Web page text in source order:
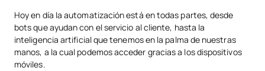
Hoy en día la automatización está en todas partes, desde
bots que ayudan con el servicio al cliente, hasta la
inteligencia artificial que tenemos en la palma de nuestras
manos, a la cual podemos acceder gracias a los dispositivos
móviles.